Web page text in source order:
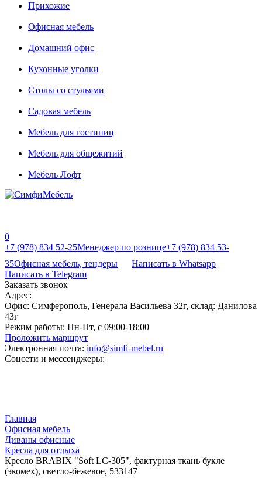
Прихожие
Офисная мебель
Домашний офис
Кухонные уголки
Столы со стульями
Садовая мебель
Мебель для гостиниц
Мебель для общежитий
Мебель Лофт
0
+7 (978) 834 52-25Менеджер по рознице+7 (978) 834 53-
35Офисная мебель, тендеры
Написать в Whatsapp
Написать в Telegram
Заказать звонок
Адрес:
Офис: Симферополь, Генерала Васильева 32г, склад: Данилова
43г
Режим работы: Пн-Пт, с 09:00-18:00
Проложить маршрут
Электронная почта: info@simfi-mebel.ru
Соцсети и мессенджеры:
Главная
Офисная мебель
Диваны офисные
Кресла для отдыха
Кресло BRABIX "Soft LC-305", фактурная ткань букле
(экомех), светло-бежевое, 533147